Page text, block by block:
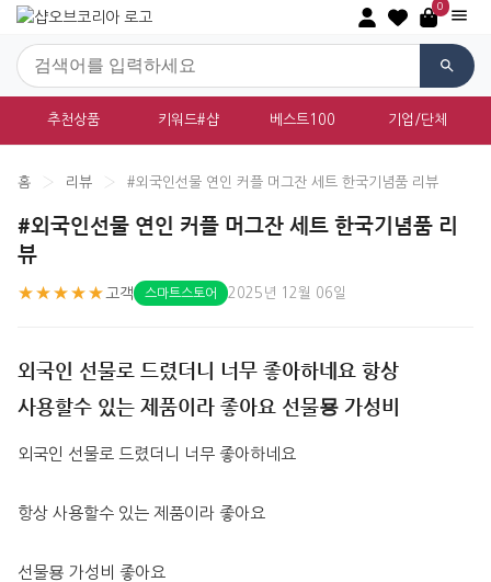
0
추천상품 키워드#샵 베스트100 기업/단체
홈 › 리뷰 › #외국인선물 연인 커플 머그잔 세트 한국기념품 리뷰
#외국인선물 연인 커플 머그잔 세트 한국기념품 리
뷰
★★★★★ 고객 스마트스토어 2025년 12월 06일
외국인 선물로 드렸더니 너무 좋아하네요 항상
사용할수 있는 제품이라 좋아요 선물묭 가성비
외국인 선물로 드렸더니 너무 좋아하네요
항상 사용할수 있는 제품이라 좋아요
선물묭 가성비 좋아요